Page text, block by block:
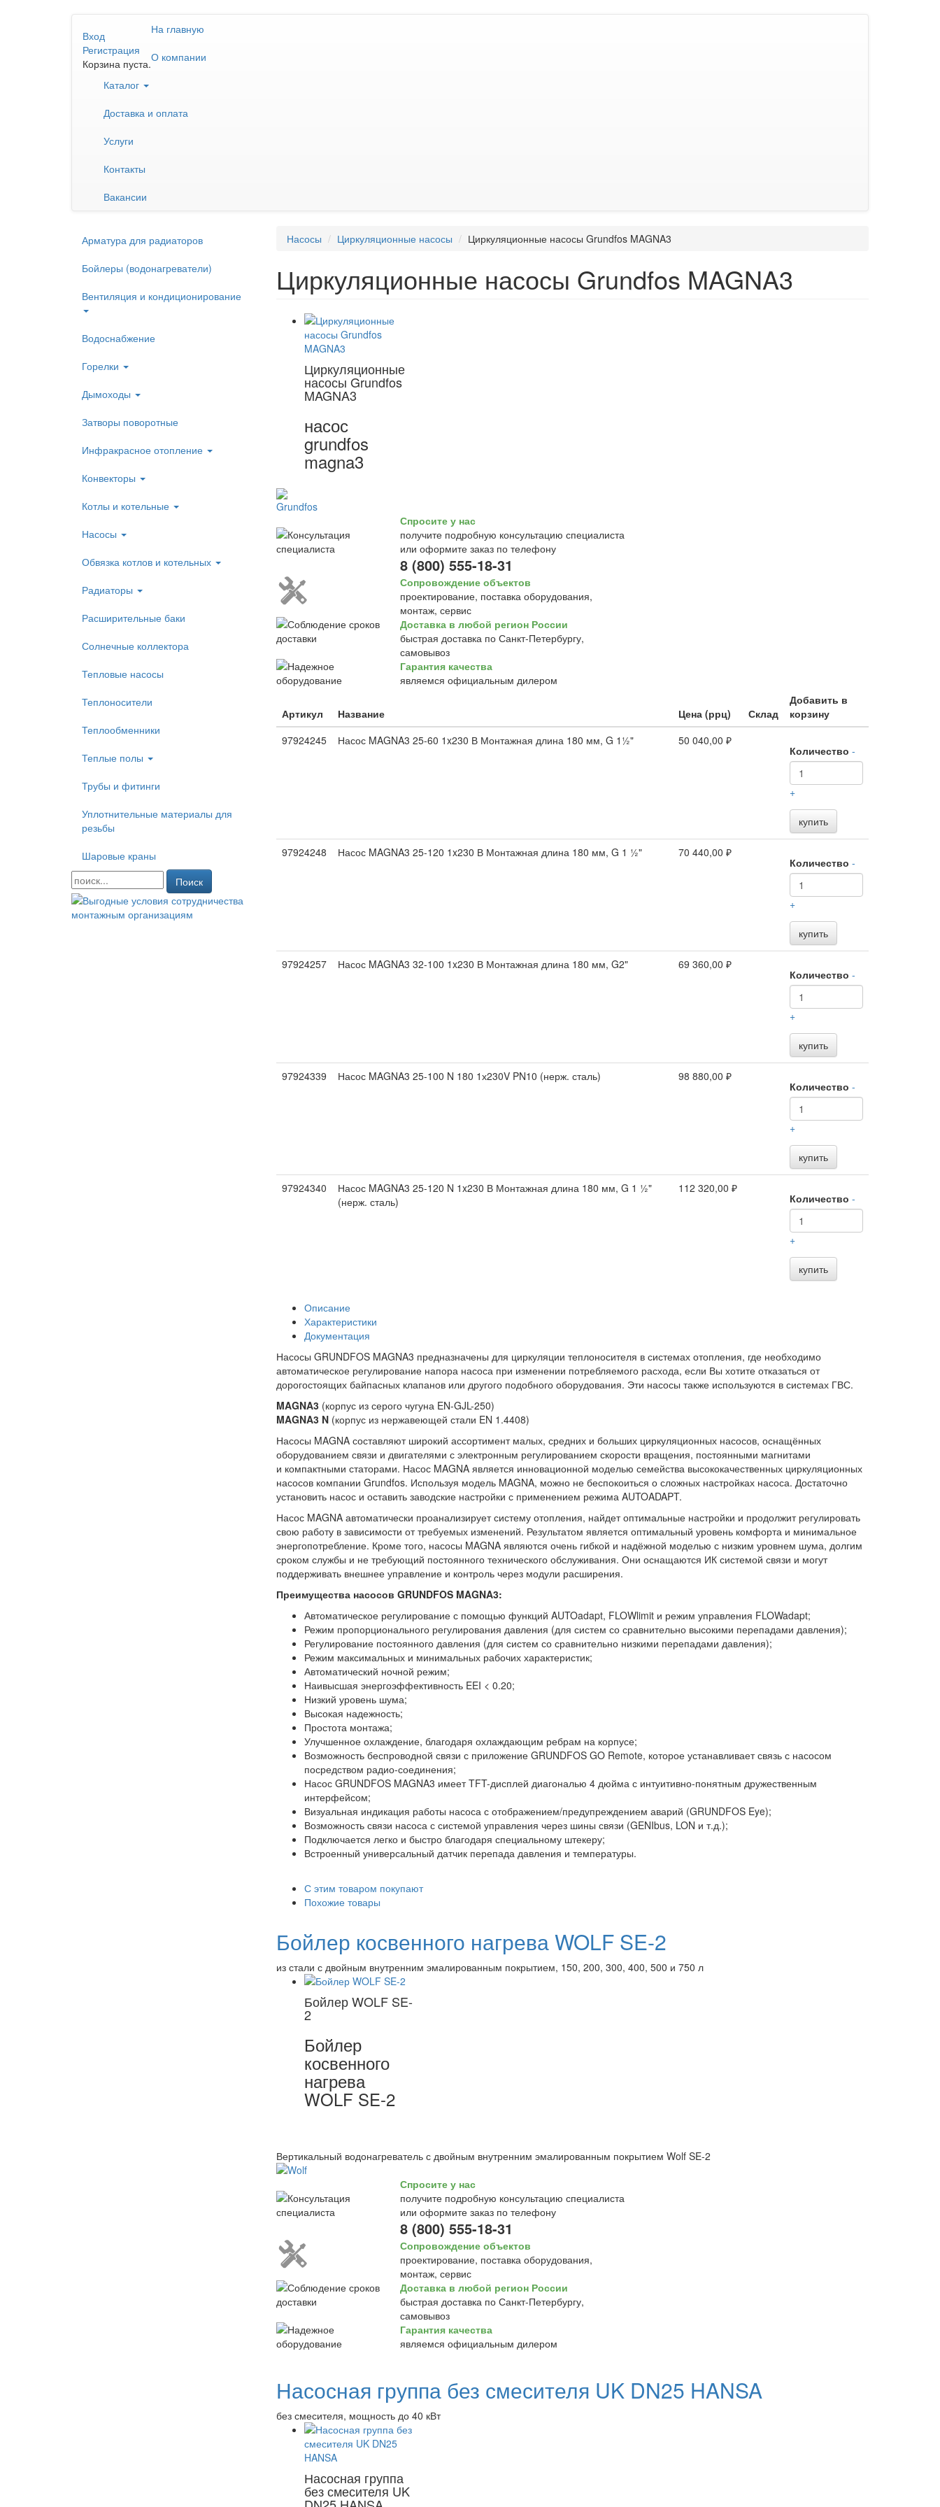
Вход
Регистрация
Корзина пуста.
На главную
О компании
Каталог
Доставка и оплата
Услуги
Контакты
Вакансии
Арматура для радиаторов
Бойлеры (водонагреватели)
Вентиляция и кондиционирование
Водоснабжение
Горелки
Дымоходы
Затворы поворотные
Инфракрасное отопление
Конвекторы
Котлы и котельные
Насосы
Обвязка котлов и котельных
Радиаторы
Расширительные баки
Солнечные коллектора
Тепловые насосы
Теплоносители
Теплообменники
Теплые полы
Трубы и фитинги
Уплотнительные материалы для
резьбы
Шаровые краны
Поиск
Насосы Циркуляционные насосы Циркуляционные насосы Grundfos MAGNA3
Циркуляционные насосы Grundfos MAGNA3
Циркуляционные
насосы Grundfos
MAGNA3
насос
grundfos
magna3
Спросите у нас
получите подробную консультацию специалиста
или оформите заказ по телефону
8 (800) 555-18-31
Сопровождение объектов
проектирование, поставка оборудования,
монтаж, сервис
Доставка в любой регион России
быстрая доставка по Санкт-Петербургу,
самовывоз
Гарантия качества
являемся официальным дилером
Артикул Название Цена (ррц) Склад
Добавить в
корзину
97924245
Насос MAGNA3 25-60 1x230 В Монтажная длина 180 мм, G 1½" 50 040,00 ₽
Количество -
+
купить
97924248 Насос MAGNA3 25-120 1x230 В Монтажная длина 180 мм, G 1 ½" 70 440,00 ₽
Количество -
+
купить
97924257 Насос MAGNA3 32-100 1x230 В Монтажная длина 180 мм, G2" 69 360,00 ₽
Количество -
+
купить
97924339 Насос MAGNA3 25-100 N 180 1х230V PN10 (нерж. сталь) 98 880,00 ₽
Количество -
+
купить
97924340
Насос MAGNA3 25-120 N 1x230 В Монтажная длина 180 мм, G 1 ½"
(нерж. сталь)
112 320,00 ₽
Количество -
+
купить
Описание
Характеристики
Документация
Насосы GRUNDFOS MAGNA3 предназначены для циркуляции теплоносителя в системах отопления, где необходимо
автоматическое регулирование напора насоса при изменении потребляемого расхода, если Вы хотите отказаться от
дорогостоящих байпасных клапанов или другого подобного оборудования. Эти насосы также используются в системах ГВС.
MAGNA3(корпус из серого чугуна EN-GJL-250)
MAGNA3 N(корпус из нержавеющей стали EN 1.4408)
Насосы MAGNA составляют широкий ассортимент малых, средних и больших циркуляционных насосов, оснащённых
оборудованием связи и двигателями с электронным регулированием скорости вращения, постоянными магнитами
и компактными статорами. Насос MAGNA является инновационной моделью семейства высококачественных циркуляционных
насосов компании Grundfos. Используя модель MAGNA, можно не беспокоиться о сложных настройках насоса. Достаточно
установить насос и оставить заводские настройки с применением режима AUTOADAPT.
Насос MAGNA автоматически проанализирует систему отопления, найдет оптимальные настройки и продолжит регулировать
свою работу в зависимости от требуемых изменений. Результатом является оптимальный уровень комфорта и минимальное
энергопотребление. Кроме того, насосы MAGNA являются очень гибкой и надёжной моделью с низким уровнем шума, долгим
сроком службы и не требующий постоянного технического обслуживания. Они оснащаются ИК системой связи и могут
поддерживать внешнее управление и контроль через модули расширения.
Преимущества насосов GRUNDFOS MAGNA3:
Автоматическое регулирование с помощью функций AUTOadapt, FLOWlimit и режим управления FLOWadapt;
Режим пропорционального регулирования давления (для систем со сравнительно высокими перепадами давления);
Регулирование постоянного давления (для систем со сравнительно низкими перепадами давления);
Режим максимальных и минимальных рабочих характеристик;
Автоматический ночной режим;
Наивысшая энергоэффективность EEI < 0.20;
Низкий уровень шума;
Высокая надежность;
Простота монтажа;
Улучшенное охлаждение, благодаря охлаждающим ребрам на корпусе;
Возможность беспроводной связи с приложение GRUNDFOS GO Remote, которое устанавливает связь с насосом
посредством радио-соединения;
Насос GRUNDFOS MAGNA3 имеет TFT-дисплей диагональю 4 дюйма с интуитивно-понятным дружественным
интерфейсом;
Визуальная индикация работы насоса с отображением/предупреждением аварий (GRUNDFOS Eye);
Возможность связи насоса с системой управления через шины связи (GENIbus, LON и т.д.);
Подключается легко и быстро благодаря специальному штекеру;
Встроенный универсальный датчик перепада давления и температуры.
С этим товаром покупают
Похожие товары
Бойлер косвенного нагрева WOLF SE-2
из стали с двойным внутренним эмалированным покрытием, 150, 200, 300, 400, 500 и 750 л
Бойлер WOLF SE-
2
Бойлер
косвенного
нагрева
WOLF SE-2
Вертикальный водонагреватель с двойным внутренним эмалированным покрытием Wolf SE-2
Спросите у нас
получите подробную консультацию специалиста
или оформите заказ по телефону
8 (800) 555-18-31
Сопровождение объектов
проектирование, поставка оборудования,
монтаж, сервис
Доставка в любой регион России
быстрая доставка по Санкт-Петербургу,
самовывоз
Гарантия качества
являемся официальным дилером
Насосная группа без смесителя UK DN25 HANSA
без смесителя, мощность до 40 кВт
Насосная группа
без смесителя UK